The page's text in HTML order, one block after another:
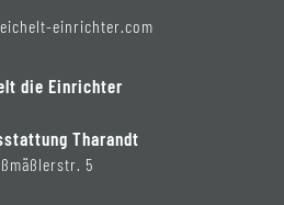
einrichter.com
die Einrichter
Tharandt
5